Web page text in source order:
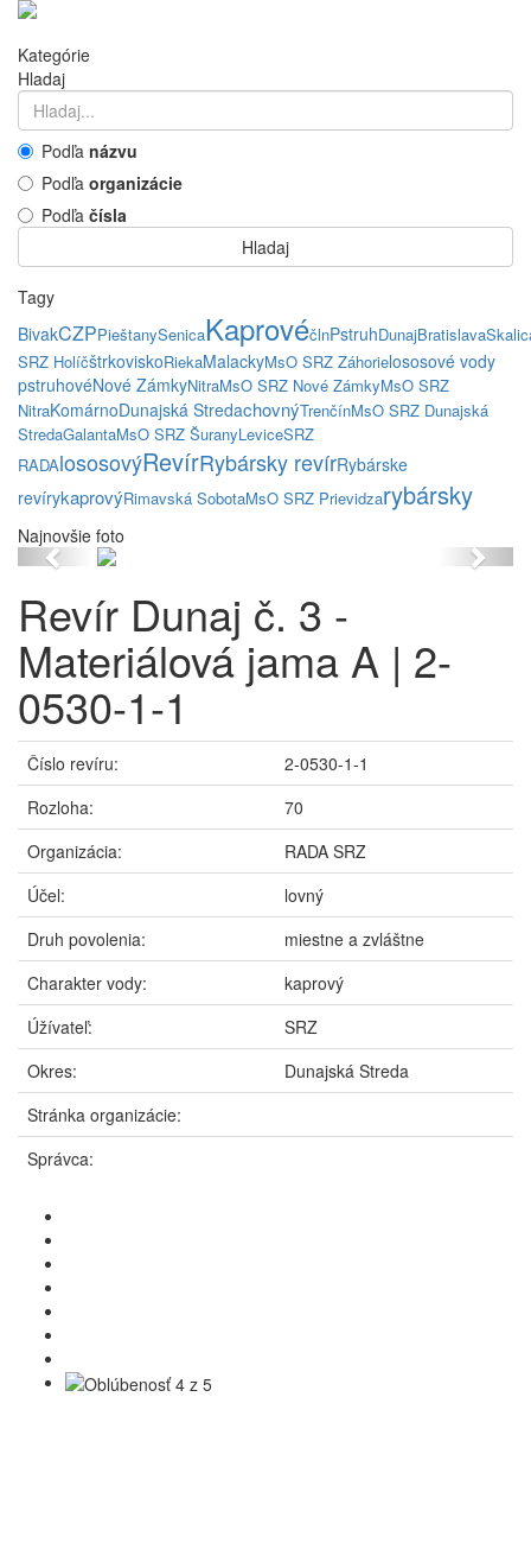
Kategórie
Hladaj
Podľa názvu
Podľa organizácie
Podľa čísla
Hladaj
Tagy
BivakCZPPieštanySenicaKaprovéčlnPstruhDunajBratislava
SRZ HolíčštrkoviskoRiekaMalackyMsO SRZ Záhorielososové vody
pstruhovéNové ZámkyNitraMsO SRZ Nové ZámkyMsO SRZ
NitraKomárnoDunajská StredachovnýTrenčínMsO SRZ Dunajská
StredaGalantaMsO SRZ ŠuranyLeviceSRZ
RADAlososovýRevírRybársky revírRybárske
revírykaprovýRimavská SobotaMsO SRZ Prievidzarybársky
Najnovšie foto
Previous Next
Revír Dunaj č. 3 -
Materiálová jama A | 2-
0530-1-1
Číslo revíru:
2-0530-1-1
Rozloha:
70
Organizácia:
RADA SRZ
Účel:
lovný
Druh povolenia:
miestne a zvláštne
Charakter vody:
kaprový
Úžívateľ:
SRZ
Okres:
Dunajská Streda
Stránka organizácie:
Správca: